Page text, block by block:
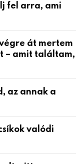
fel arra, ami
át mertem
– amit találtam,
az annak a
valódi